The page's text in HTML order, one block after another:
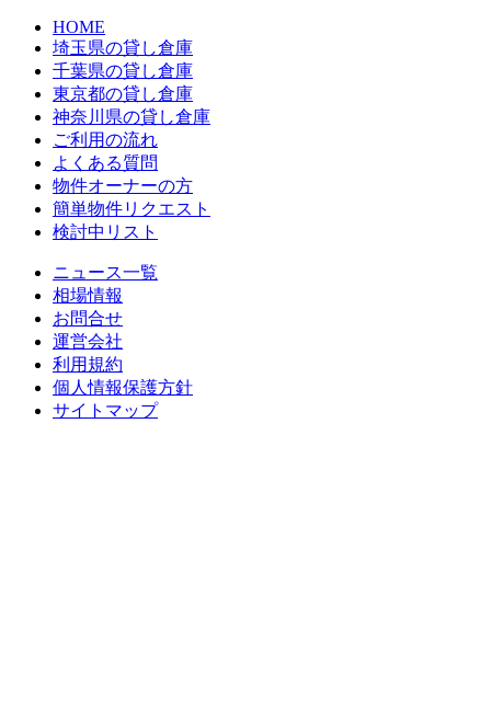
HOME
埼玉県の貸し倉庫
千葉県の貸し倉庫
東京都の貸し倉庫
神奈川県の貸し倉庫
ご利用の流れ
よくある質問
物件オーナーの方
簡単物件リクエスト
検討中リスト
ニュース一覧
相場情報
お問合せ
運営会社
利用規約
個人情報保護方針
サイトマップ